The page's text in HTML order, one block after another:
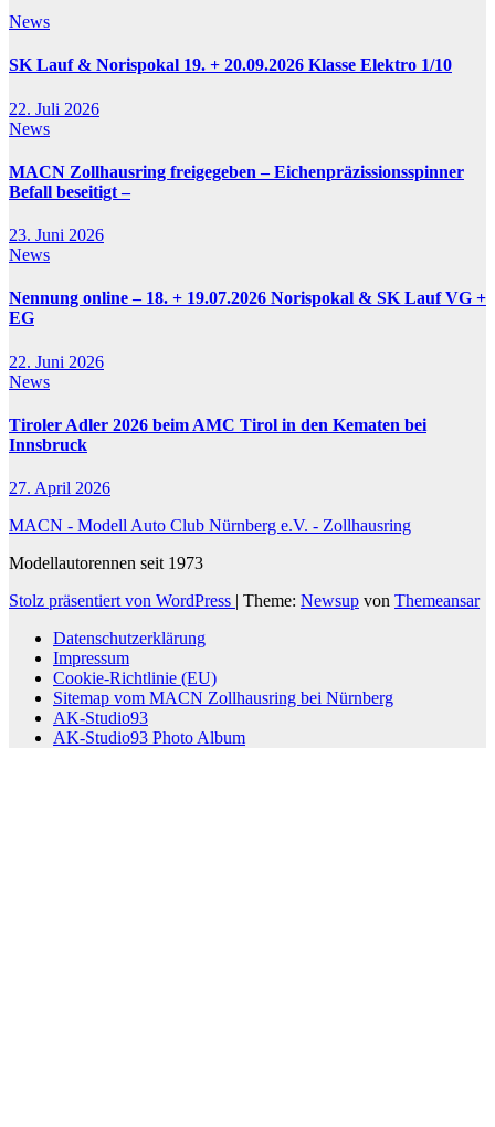
News
SK Lauf & Norispokal 19. + 20.09.2026 Klasse Elektro 1/10
22. Juli 2026
News
MACN Zollhausring freigegeben – Eichenpräzissionsspinner
Befall beseitigt –
23. Juni 2026
News
Nennung online – 18. + 19.07.2026 Norispokal & SK Lauf VG +
EG
22. Juni 2026
News
Tiroler Adler 2026 beim AMC Tirol in den Kematen bei
Innsbruck
27. April 2026
MACN - Modell Auto Club Nürnberg e.V. - Zollhausring
Modellautorennen seit 1973
Stolz präsentiert von WordPress | Theme: Newsup von Themeansar
Datenschutzerklärung
Impressum
Cookie-Richtlinie (EU)
Sitemap vom MACN Zollhausring bei Nürnberg
AK-Studio93
AK-Studio93 Photo Album